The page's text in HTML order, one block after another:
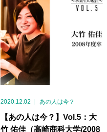
2020.12.02 あの人は今？
【あの人は今？】Vol.5：大
竹 佑佳（高崎商科大学/2008